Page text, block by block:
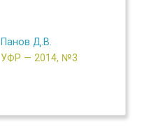
Панов Д.В.
УФР — 2014, №3